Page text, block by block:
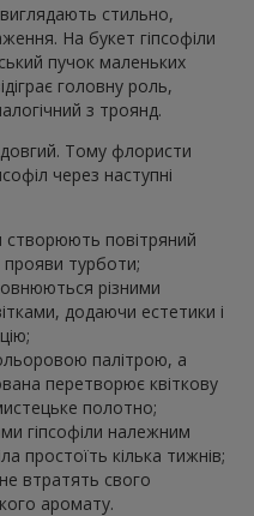
стильно,
На букет гіпсофіли
пучок маленьких
головну роль,
з троянд.
довгий. Тому флористи
через наступні
створюють повітряний
прояви турботи;
різними
додаючи естетики і
палітрою, а
перетворює квіткову
полотно;
гіпсофіли належним
простоїть кілька тижнів;
втратять свого
аромату.